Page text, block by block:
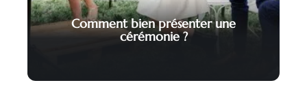
Comment bien présenter une
cérémonie ?